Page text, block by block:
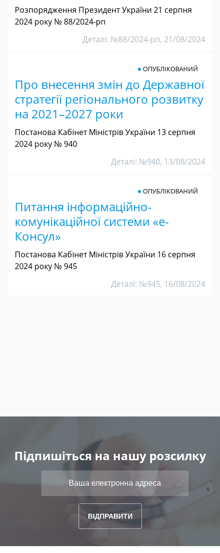
Розпорядження Президент України 21 серпня
2024 року № 88/2024-рп
Деталі: №88/2024-рп, 21/08/2024
Про внесення змін до Державної
стратегії регіонального розвитку
на 2021–2027 роки
ОПУБЛІКОВАНИЙ
Постанова Кабінет Міністрів України 13 серпня
2024 року № 940
Деталі: №940, 13/08/2024
Питання інформаційно-
комунікаційної системи «е-
Консул»
ОПУБЛІКОВАНИЙ
Постанова Кабінет Міністрів України 16 серпня
2024 року № 945
Деталі: №945, 16/08/2024
Підпишіться на нашу розсилку